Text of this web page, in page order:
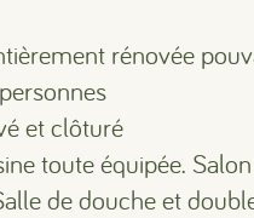
rénovée
et clôturé
toute équipée.
de douche et